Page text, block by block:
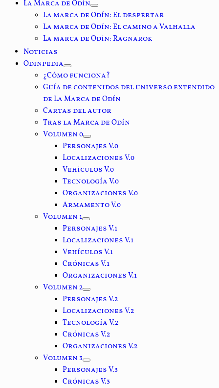
La Marca de Odín
La marca de Odín: El despertar
La marca de Odín: El camino a Valhalla
La marca de Odín: Ragnarok
Noticias
Odinpedia
¿Cómo funciona?
Guía de contenidos del universo extendido
de La Marca de Odín
Cartas del autor
Tras la Marca de Odín
Volumen 0
Personajes V.0
Localizaciones V.0
Vehículos V.0
Tecnología V.0
Organizaciones V.0
Armamento V.0
Volumen 1
Personajes V.1
Localizaciones V.1
Vehículos V.1
Crónicas V.1
Organizaciones V.1
Volumen 2
Personajes V.2
Localizaciones V.2
Tecnología V.2
Crónicas V.2
Organizaciones V.2
Volumen 3
Personajes V.3
Crónicas V.3